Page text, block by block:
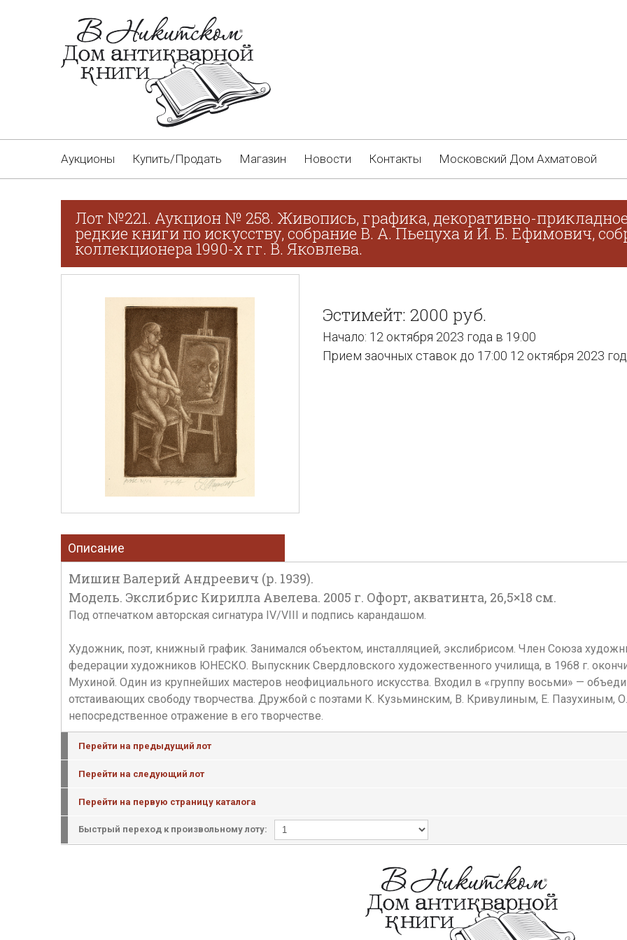
Аукционы Купить/Продать Магазин Новости Контакты Московский Дом Ахматовой
Лот №221. Аукцион № 258. Живопись, графика, декоративно-
редкие книги по искусству, собрание В. А. Пьецуха и И. Б. Ефимович,
коллекционера 1990-х гг. В. Яковлева.
Эстимейт: 2000 руб.
Начало: 12 октября 2023 года в 19:00
Прием заочных ставок до 17:00 12 октября 2023
Описание
Мишин Валерий Андреевич (р. 1939).
Модель. Экслибрис Кирилла Авелева. 2005 г. Офорт, акватинта, 26,5×18 см.
Под отпечатком авторская сигнатура IV/VIII и подпись карандашом.
Художник, поэт, книжный график. Занимался объектом, инсталляцией, экслибрисом. Член Союза
федерации художников ЮНЕСКО. Выпускник Свердловского художественного училища, в 1968 г.
Мухиной. Один из крупнейших мастеров неофициального искусства. Входил в «группу восьми» —
отстаивающих свободу творчества. Дружбой с поэтами К. Кузьминским, В. Кривулиным, Е. Пазухиным,
непосредственное отражение в его творчестве.
Перейти на предыдущий лот
Перейти на следующий лот
Перейти на первую страницу каталога
Быстрый переход к произвольному лоту: